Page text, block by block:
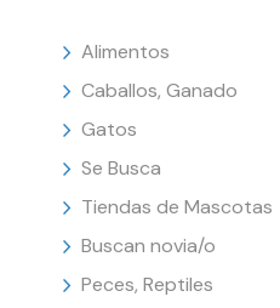
Alimentos
Caballos, Ganado
Gatos
Se Busca
Tiendas de Mascotas
Buscan novia/o
Peces, Reptiles